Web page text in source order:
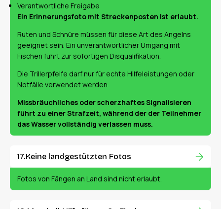
Verantwortliche Freigabe
Ein Erinnerungsfoto mit Streckenposten ist erlaubt.
Ruten und Schnüre müssen für diese Art des Angelns
geeignet sein. Ein unverantwortlicher Umgang mit
Fischen führt zur sofortigen Disqualifikation.
Die Trillerpfeife darf nur für echte Hilfeleistungen oder
Notfälle verwendet werden.
Missbräuchliches oder scherzhaftes Signalisieren
führt zu einer Strafzeit, während der der Teilnehmer
das Wasser vollständig verlassen muss.
Keine landgestützten Fotos
Fotos von Fängen an Land sind nicht erlaubt.